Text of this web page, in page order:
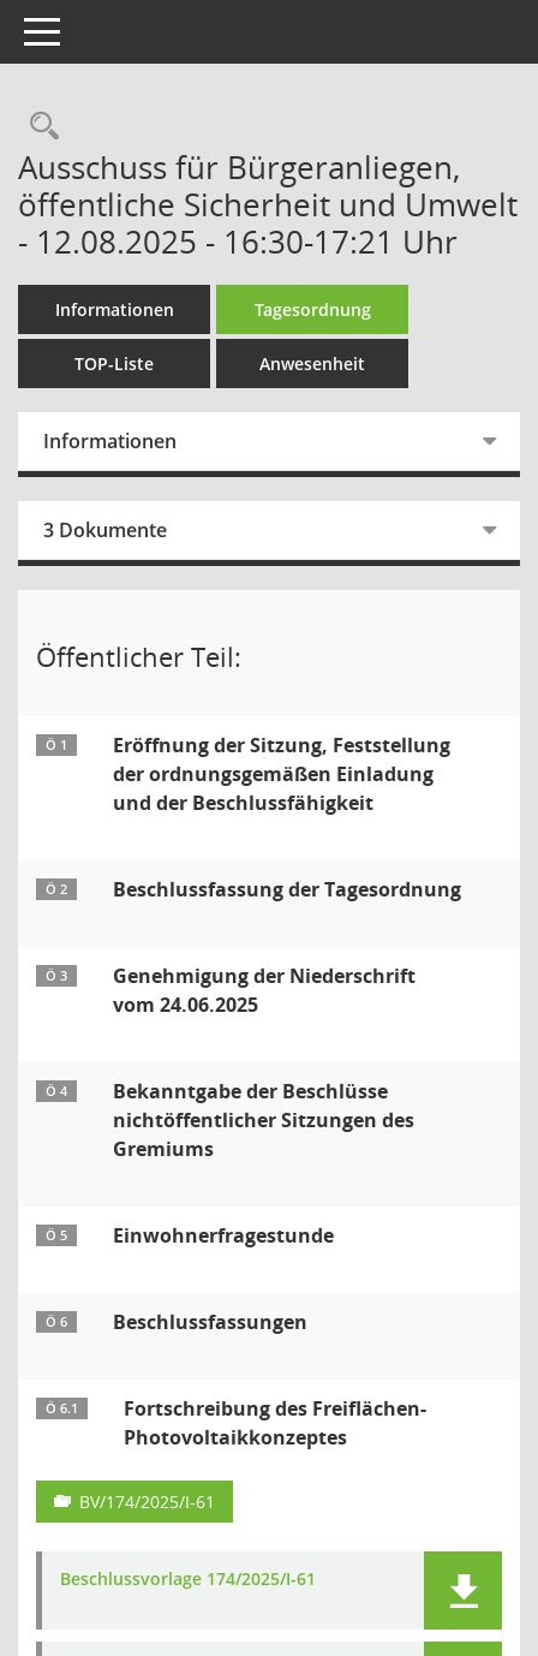
Toggle navigation
Rechercheauswahl
Ausschuss für Bürgeranliegen,
öffentliche Sicherheit und Umwelt
- 12.08.2025 - 16:30-17:21 Uhr
Informationen Tagesordnung
TOP-Liste Anwesenheit
Informationen
3 Dokumente
Öffentlicher Teil:
Ö 1
Eröffnung der Sitzung, Feststellung
der ordnungsgemäßen Einladung
und der Beschlussfähigkeit
Ö 2 Beschlussfassung der Tagesordnung
Ö 3
Genehmigung der Niederschrift
vom 24.06.2025
Ö 4
Bekanntgabe der Beschlüsse
nichtöffentlicher Sitzungen des
Gremiums
Ö 5 Einwohnerfragestunde
Ö 6 Beschlussfassungen
Ö 6.1
Fortschreibung des Freiflächen-
Photovoltaikkonzeptes
BV/174/2025/I-61
Beschlussvorlage 174/2025/I-61